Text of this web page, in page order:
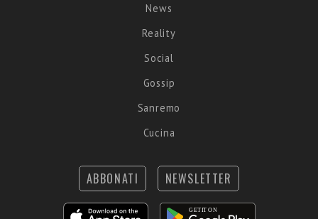
News
Reality
Social
Gossip
Sanremo
Cucina
ABBONATI NEWSLETTER